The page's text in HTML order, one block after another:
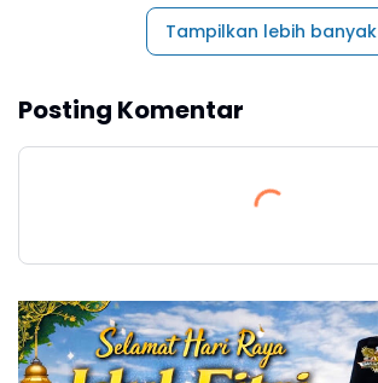
Tampilkan lebih banyak
Posting Komentar